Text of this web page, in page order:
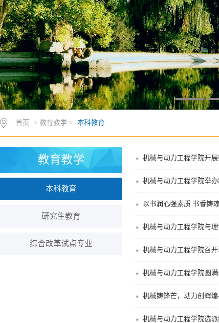
首页 > 教育教学 > 本科教育
教育教学
本科教育
研究生教育
综合改革试点专业
机械与动力工程学院开
机械与动力工程学院举
以书润心强素质 书香铸
机械与动力工程学院与
机械与动力工程学院召
机械与动力工程学院圆
机械铸锋芒，动力创辉
机械与动力工程学院选